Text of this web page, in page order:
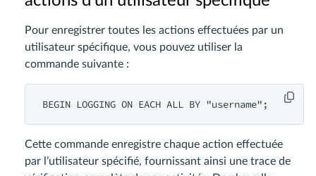
Pour enregistrer toutes les actions effectuées par un
utilisateur spécifique, vous pouvez utiliser la
commande suivante :
BEGIN LOGGING ON EACH ALL BY "username";
Cette commande enregistre chaque action effectuée
par l’utilisateur spécifié, fournissant ainsi une trace de